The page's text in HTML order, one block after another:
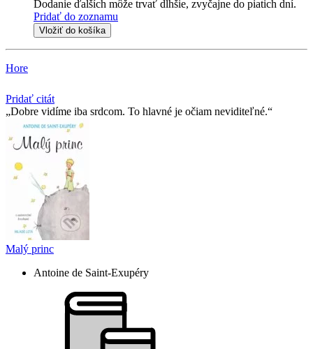
Dodanie ďalších môže trvať dlhšie, zvyčajne do piatich dní.
Pridať do zoznamu
Vložiť do košíka
Hore
Pridať citát
Dobre vidíme iba srdcom. To hlavné je očiam neviditeľné.
Malý princ
Antoine de Saint-Exupéry